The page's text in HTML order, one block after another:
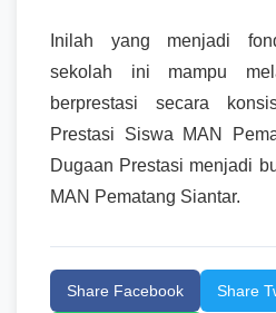
Inilah yang menjadi
sekolah ini mampu
berprestasi secara
Prestasi Siswa MAN
Dugaan Prestasi menjadi
MAN Pematang Siantar.
Share Facebook Share